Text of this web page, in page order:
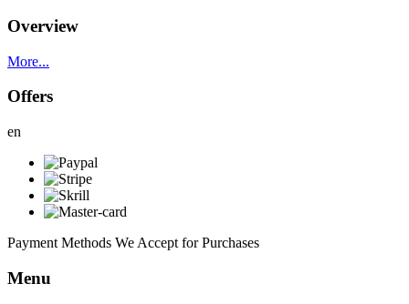
Overview
More...
Offers
en
Payment Methods We Accept for Purchases
Menu